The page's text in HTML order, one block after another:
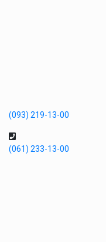
(093) 219-13-00
(061) 233-13-00